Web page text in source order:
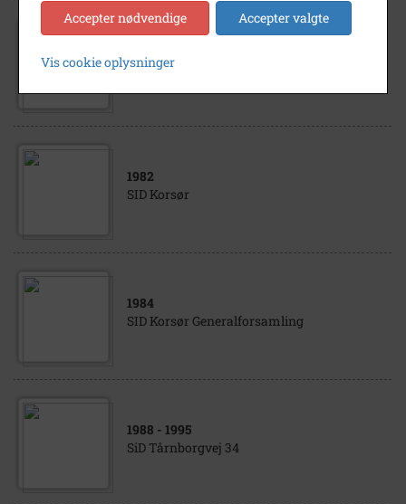
SID Korsør
1982
SID Korsør
1984
SID Korsør Generalforsamling
1988 - 1995
SiD Tårnborgvej 34
Accepter nødvendige Accepter valgte
Vis cookie oplysninger